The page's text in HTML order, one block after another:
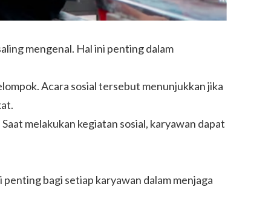
mengenal. Hal ini penting dalam
Acara sosial tersebut menunjukkan jika
melakukan kegiatan sosial, karyawan dapat
bagi setiap karyawan dalam menjaga